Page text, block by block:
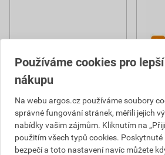
CONRAD ELECTRONIC
Používáme cookies pro
nákupu
Na webu argos.cz používáme soubory
správné fungování stránek, měřili jejich
nabídky vašim zájmům. Kliknutím na
použitím všech typů cookies.
bezpečí a toto nastavení navíc můžete